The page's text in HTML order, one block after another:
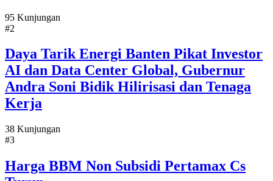
95 Kunjungan
#2
Daya Tarik Energi Banten Pikat Investor
AI dan Data Center Global, Gubernur
Andra Soni Bidik Hilirisasi dan Tenaga
Kerja
38 Kunjungan
#3
Harga BBM Non Subsidi Pertamax Cs